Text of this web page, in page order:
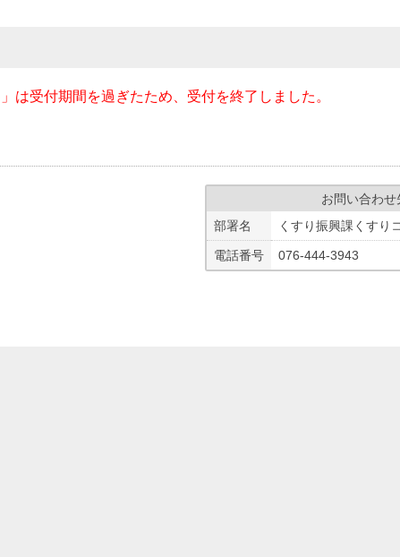
受付期間を過ぎたため、受付を終了しました。
お問い合わせ
部署名
くすり振興課くすり
電話番号 076-444-3943